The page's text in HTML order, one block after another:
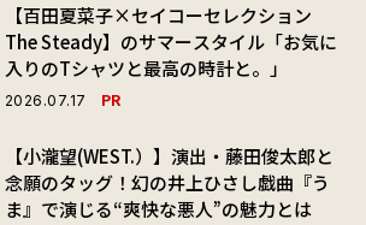
【百田夏菜子×セイコーセレクション
The Steady】のサマースタイル「お気に
入りのTシャツと最高の時計と。」
2026.07.17 PR
【小瀧望(WEST.）】演出・藤田俊太郎と
念願のタッグ！幻の井上ひさし戯曲『う
ま』で演じる“爽快な悪人”の魅力とは